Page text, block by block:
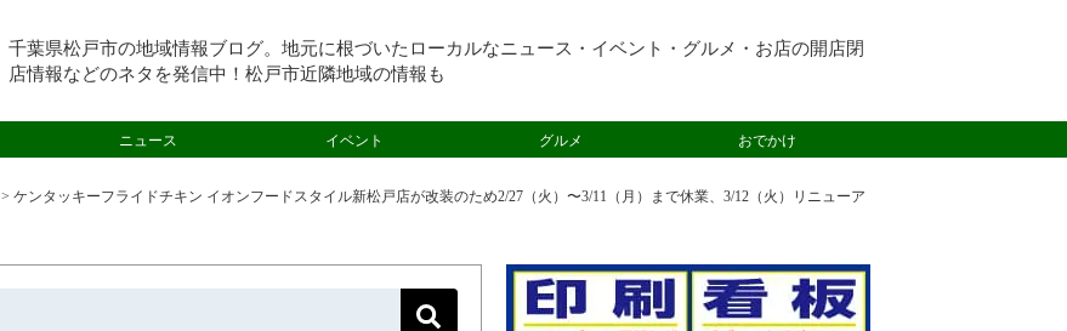
千葉県松戸市の地域情報ブログ。地元に根づいたローカルなニュース・イベント・グルメ・お店の開店閉
店情報などのネタを発信中！松戸市近隣地域の情報も
ニュース イベント グルメ おでかけ
> ケンタッキーフライドチキン イオンフードスタイル新松戸店が改装のため2/27（火）〜3/11（月）まで休業、3/12（火）リニューア